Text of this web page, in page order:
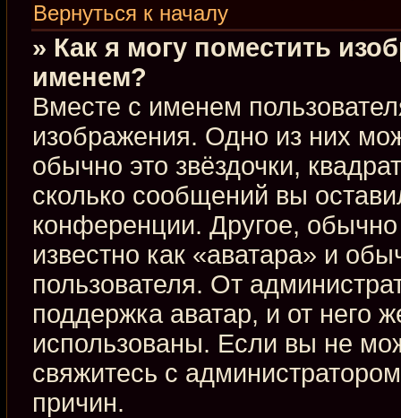
Вернуться к началу
» Как я могу поместить
именем?
Вместе с именем
изображения. Одно из них
обычно это звёздочки,
сколько сообщений вы
конференции. Другое,
известно как «аватара» и
пользователя. От
поддержка аватар, и от него
использованы. Если вы не
свяжитесь с
причин.